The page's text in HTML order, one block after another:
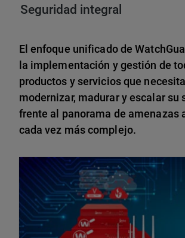
Seguridad integral
El enfoque unificado de
la implementación y gestión de
productos y servicios que
modernizar, madurar y escalar su
frente al panorama de amenazas
cada vez más complejo.